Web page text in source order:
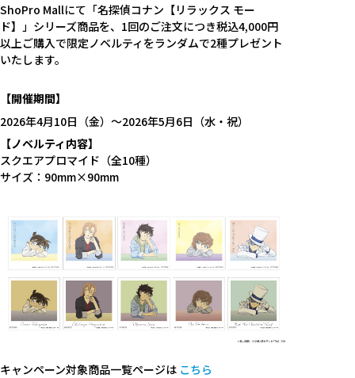
ShoPro Mallにて「名探偵コナン【リラックス モー
ド】」シリーズ商品を、1回のご注文につき税込4,000円
以上ご購入で限定ノベルティをランダムで2種プレゼント
いたします。
【開催期間】
2026年4月10日（金）～2026年5月6日（水・祝）
【ノベルティ内容】
スクエアプロマイド（全10種）
サイズ：90mm×90mm
キャンペーン対象商品一覧ページは こちら